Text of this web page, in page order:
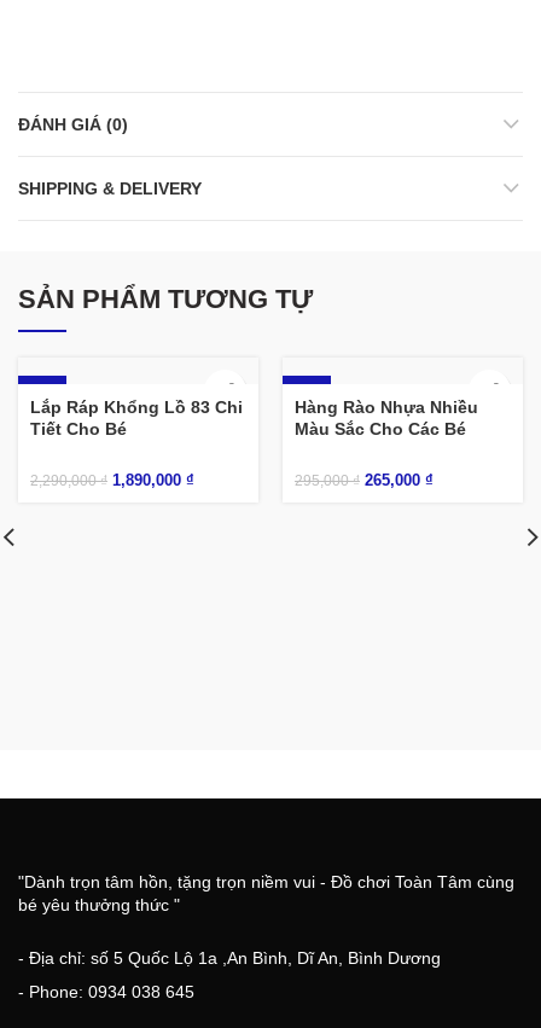
ĐÁNH GIÁ (0)
SHIPPING & DELIVERY
SẢN PHẨM TƯƠNG TỰ
-17%
Lắp Ráp Khổng Lồ 83 Chi
Tiết Cho Bé
2,290,000₫ 1,890,000 ₫
-10%
Hàng Rào Nhựa Nhiều
Màu Sắc Cho Các Bé
295,000₫ 265,000 ₫
"Dành trọn tâm hồn, tặng trọn niềm vui - Đồ chơi Toàn Tâm cùng
bé yêu thưởng thức "
- Địa chỉ: số 5 Quốc Lộ 1a ,An Bình, Dĩ An, Bình Dương
- Phone: 0934 038 645